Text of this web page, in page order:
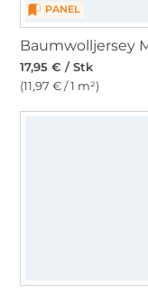
PANEL
17,95 € / Stk
(11,97 € / 1 m²)